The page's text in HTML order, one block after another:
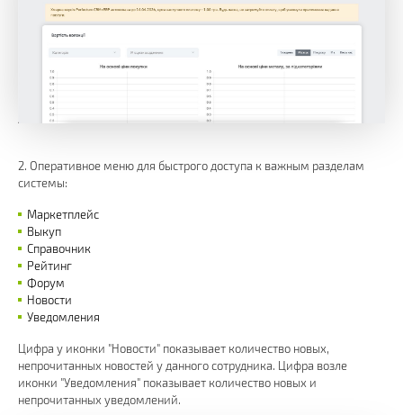
2. Оперативное меню для быстрого доступа к важным разделам
системы:
Маркетплейс
Выкуп
Справочник
Рейтинг
Форум
Новости
Уведомления
Цифра у иконки "Новости" показывает количество новых,
непрочитанных новостей у данного сотрудника. Цифра возле
иконки "Уведомления" показывает количество новых и
непрочитанных уведомлений.